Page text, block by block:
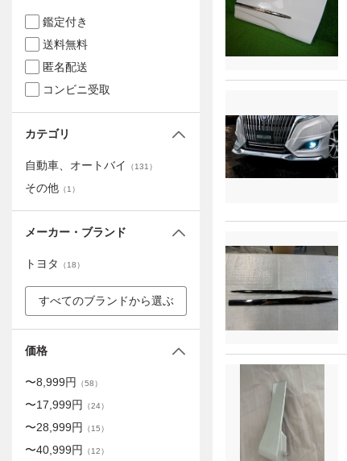
鑑定付き
送料無料
匿名配送
コンビニ受取
カテゴリ
自動車、オートバイ （131 ）
その他 （1 ）
メーカー・ブランド
トヨタ （18）
すべてのブランドから選ぶ
価格
〜8,999円 （58）
〜17,999円 （24）
〜28,999円 （15）
〜40,999円 （12）